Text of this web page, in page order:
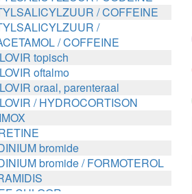
/ COFFEINE
/
/ COFFEINE
topisch
oftalmo
oraal, parenteraal
/ HYDROCORTISON
bromide
bromide / FORMOTEROL